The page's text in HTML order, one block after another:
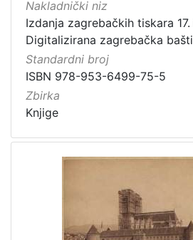
Nakladnički niz
Izdanja zagrebačkih tiskara
Digitalizirana zagrebačka
Standardni broj
ISBN 978-953-6499-75-5
Zbirka
Knjige